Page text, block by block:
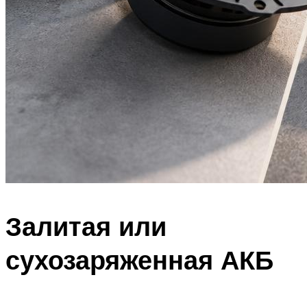
Залитая или
сухозаряженная АКБ